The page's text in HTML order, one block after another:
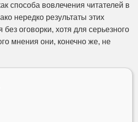
способа вовлечения читателей в
нередко результаты этих
без оговорки, хотя для серьезного
мнения они, конечно же, не